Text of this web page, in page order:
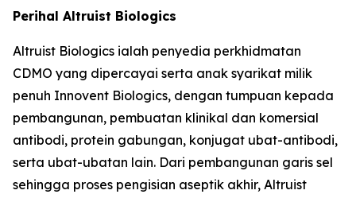
Perihal Altruist Biologics
Altruist Biologics ialah penyedia perkhidmatan
CDMO yang dipercayai serta anak syarikat milik
penuh Innovent Biologics, dengan tumpuan kepada
pembangunan, pembuatan klinikal dan komersial
antibodi, protein gabungan, konjugat ubat-antibodi,
serta ubat-ubatan lain. Dari pembangunan garis sel
sehingga proses pengisian aseptik akhir, Altruist